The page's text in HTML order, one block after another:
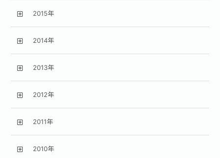
2015年
2014年
2013年
2012年
2011年
2010年